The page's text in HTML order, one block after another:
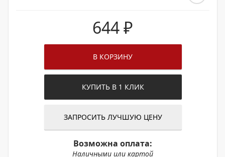
644₽
В КОРЗИНУ
КУПИТЬ В 1 КЛИК
ЗАПРОСИТЬ ЛУЧШУЮ ЦЕНУ
Возможна оплата:
Наличными или картой